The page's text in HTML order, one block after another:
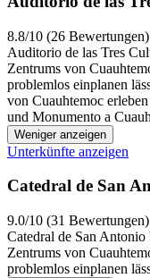
8.8/10 (26 Bewertungen)
Auditorio de las Tres
Zentrums von
problemlos einplanen
von Cuauhtemoc
und Monumento a
Weniger anzeigen
Unterkünfte anzeigen
Catedral de San
9.0/10 (31 Bewertungen)
Catedral de San
Zentrums von
problemlos einplanen